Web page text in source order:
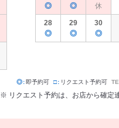
◎
◎
休
28
◎
29
◎
30
◎
◎ 即予約可 □ リクエスト予約可
※ リクエスト予約は、お店から確定